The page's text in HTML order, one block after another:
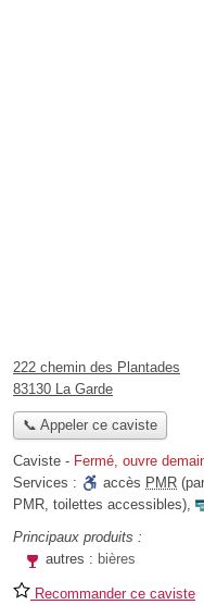
222 chemin des Plantades
83130 La Garde
📞 Appeler ce caviste
Caviste - Fermé, ouvre
Services :
accès PMR
PMR, toilettes accessibles),
Principaux produits :
autres : bières
Recommander ce caviste